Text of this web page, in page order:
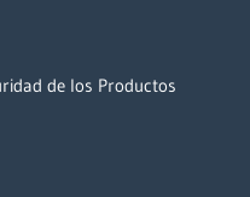
de los Productos